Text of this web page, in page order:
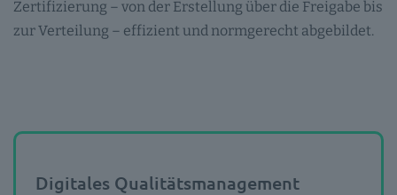
Zertifizierung – von der Erstellung über die Freigabe bis
zur Verteilung – effizient und normgerecht abgebildet.
Digitales Qualitätsmanagement